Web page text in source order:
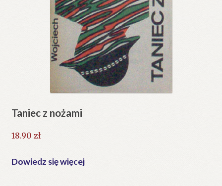
Taniec z nożami
18.90 zł
Dowiedz się więcej